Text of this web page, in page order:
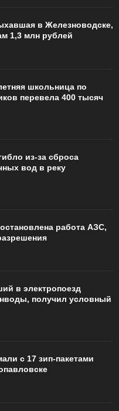
в Железноводске,
1,3 млн рублей
школьница по
перевела 400 тысяч
из-за сброса
вод в реку
работа АЗС,
в электропоезд
получил условный
с 17 зип-пакетами